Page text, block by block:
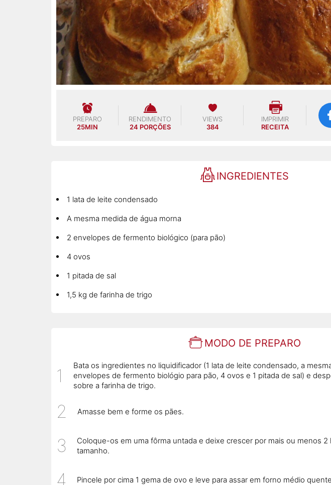
PREPARO
25MIN
RENDIMENTO
24 PORÇÕES
VIEWS
384
IMPRIMIR
RECEITA
INGREDIENTES
1 lata de leite condensado
A mesma medida de água morna
2 envelopes de fermento biológico (para pão)
4 ovos
1 pitada de sal
1,5 kg de farinha de trigo
MODO DE PREPARO
Bata os ingredientes no liquidificador (1 lata de leite condensado, a
envelopes de fermento biológio para pão, 4 ovos e 1 pitada de sal) e
sobre a farinha de trigo.
Amasse bem e forme os pães.
Coloque-os em uma fôrma untada e deixe crescer por mais ou menos
tamanho.
Pincele por cima 1 gema de ovo e leve para assar em forno médio